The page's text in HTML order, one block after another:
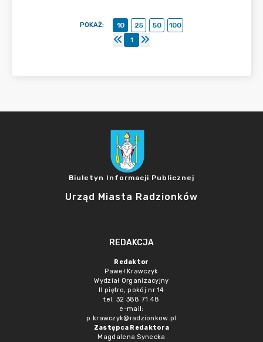
POKAŻ: 10 25 50
100
1
Biuletyn Informacji Publicznej
Urząd Miasta Radzionków
REDAKCJA
Redaktor
Paweł Krawczyk
Wydział Organizacyjny
II piętro, pokój nr 14
tel. 32 388 71 48
e-mail:
p.krawczyk@radzionkow.pl
Zastępca Redaktora
Magdalena Synecka